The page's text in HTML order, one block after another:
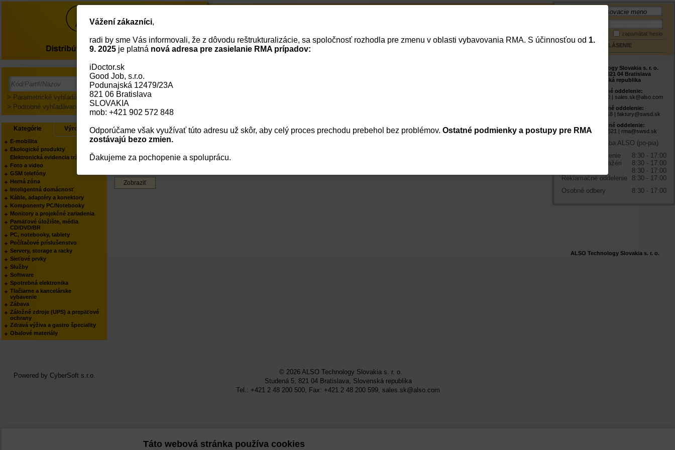
Parametrické vyhľadávanie
Kategórie
Výrobca
Zobraziť
> Parametrické vyhľadávanie
> Podrobné vyhľadávanie
Kategórie Výrobcovia
E-mobilita
Ekologické produkty
Elektronická evidencia tržieb
Foto a video
GSM telefóny
Herná zóna
Inteligentná domácnosť
Káble, adaptéry a konektory
Komponenty PC/Notebooky
Monitory a projekčné zariadenia
Pamäťové úložište, média
CD/DVD/BR
PC, notebooky, tablety
Počítačové príslušenstvo
Servery, storage a racky
Sieťové prvky
Služby
Software
Spotrebná elektronika
Tlačiarne a kancelárske
vybavenie
Zábava
Záložné zdroje (UPS) a prepäťové
ochrany
Zdravá výživa a gastro špeciality
Obalové materiály
ALSO Technology Slovakia s. r. o.
O nás Cenník Vaše dokumenty Vaša firma Reklamácie Košík Prihlásenie
ALSO Technology Slovakia s. r. o.
Studená 5, 821 04 Bratislava
Slovenská republika
Obchodné oddelenie:
+421 2 48 200 500 | sales.sk@also.com
Fakturačné oddelenie:
+421 2 48 200 518 | faktury@swsd.sk
Reklamačné oddelenie:
+421 2 48 200 521 | rma@swsd.sk
Prevádzková doba ALSO (po-pia)
Obchodné oddelenie
8:30 - 17:00
Produktoví manažéri
8:30 - 17:00
8:30 - 17:00
Reklamačné oddelenie
8:30 - 17:00
Osobné odbery
8:30 - 17:00
zapamätať heslo
PRIHLÁSENIE
Powered by CyberSoft s.r.o. © 2026 ALSO Technology Slovakia s. r. o.
Studená 5, 821 04 Bratislava, Slovenská republika
Tel.: +421 2 48 200 500, Fax: +421 2 48 200 599, sales.sk@also.com
Táto webová stránka používa cookies
Vážení zákazníci,
radi by sme Vás informovali, že z dôvodu reštrukturalizácie, sa spoločnosť rozhodla pre zmenu v oblasti vybavovania RMA. S účinnosťou od 1.
9. 2025 je platná nová adresa pre zasielanie RMA prípadov:
iDoctor.sk
Good Job, s.r.o.
Podunajská 12479/23A
821 06 Bratislava
SLOVAKIA
mob: +421 902 572 848
Odporúčame však využívať túto adresu už skôr, aby celý proces prechodu prebehol bez problémov. Ostatné podmienky a postupy pre RMA
zostávajú bezo zmien.
Ďakujeme za pochopenie a spoluprácu.